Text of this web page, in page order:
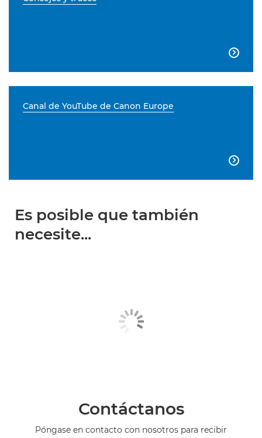

Canal de YouTube de Canon Europe

Es posible que también
necesite...
Contáctanos
Póngase en contacto con nosotros para recibir